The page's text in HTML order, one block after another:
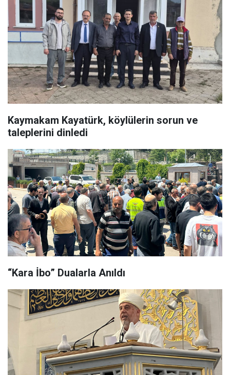
Kaymakam Kayatürk, köylülerin sorun ve
taleplerini dinledi
“Kara İbo” Dualarla Anıldı